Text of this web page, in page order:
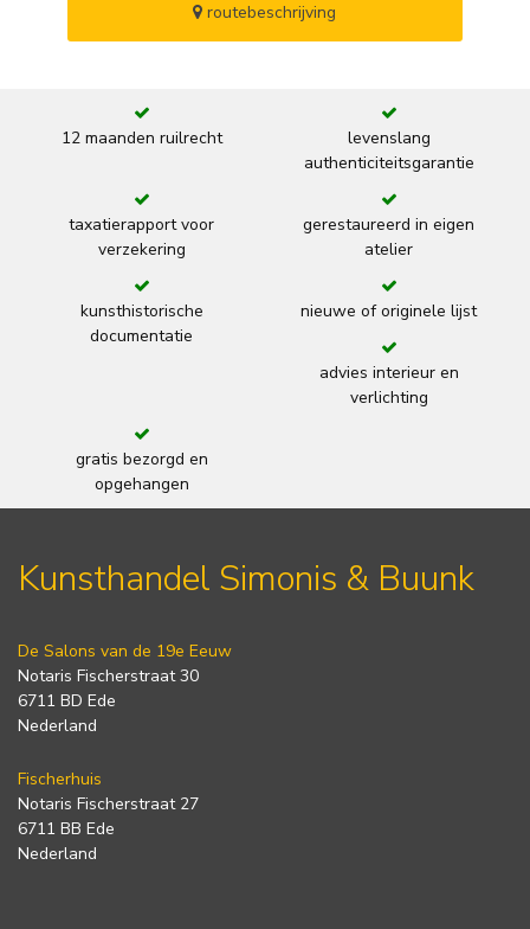
routebeschrijving
12 maanden ruilrecht
levenslang
authenticiteitsgarantie
taxatierapport voor
verzekering
gerestaureerd in eigen
atelier
kunsthistorische
documentatie
nieuwe of originele lijst
advies interieur en
verlichting
gratis bezorgd en
opgehangen
Kunsthandel Simonis & Buunk
De Salons van de 19e Eeuw
Notaris Fischerstraat 30
6711 BD Ede
Nederland
Fischerhuis
Notaris Fischerstraat 27
6711 BB Ede
Nederland